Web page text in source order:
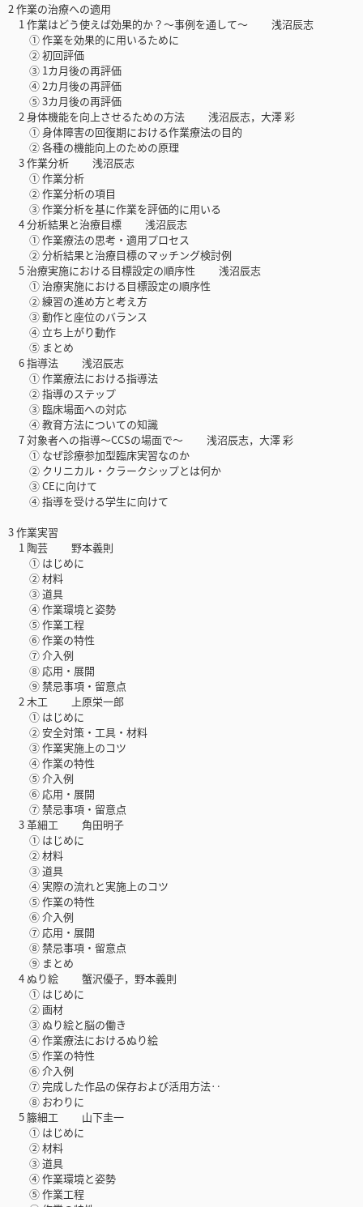
2 作業の治療への適用
1 作業はどう使えば効果的か？〜事例を通して〜 浅沼辰志
① 作業を効果的に用いるために
② 初回評価
③ 1カ月後の再評価
④ 2カ月後の再評価
⑤ 3カ月後の再評価
2 身体機能を向上させるための方法 浅沼辰志，大澤 彩
① 身体障害の回復期における作業療法の目的
② 各種の機能向上のための原理
3 作業分析 浅沼辰志
① 作業分析
② 作業分析の項目
③ 作業分析を基に作業を評価的に用いる
4 分析結果と治療目標 浅沼辰志
① 作業療法の思考・適用プロセス
② 分析結果と治療目標のマッチング検討例
5 治療実施における目標設定の順序性 浅沼辰志
① 治療実施における目標設定の順序性
② 練習の進め方と考え方
③ 動作と座位のバランス
④ 立ち上がり動作
⑤ まとめ
6 指導法 浅沼辰志
① 作業療法における指導法
② 指導のステップ
③ 臨床場面への対応
④ 教育方法についての知識
7 対象者への指導〜CCSの場面で〜 浅沼辰志，大澤 彩
① なぜ診療参加型臨床実習なのか
② クリニカル・クラークシップとは何か
③ CEに向けて
④ 指導を受ける学生に向けて
3 作業実習
1 陶芸 野本義則
① はじめに
② 材料
③ 道具
④ 作業環境と姿勢
⑤ 作業工程
⑥ 作業の特性
⑦ 介入例
⑧ 応用・展開
⑨ 禁忌事項・留意点
2 木工 上原栄一郎
① はじめに
② 安全対策・工具・材料
③ 作業実施上のコツ
④ 作業の特性
⑤ 介入例
⑥ 応用・展開
⑦ 禁忌事項・留意点
3 革細工 角田明子
① はじめに
② 材料
③ 道具
④ 実際の流れと実施上のコツ
⑤ 作業の特性
⑥ 介入例
⑦ 応用・展開
⑧ 禁忌事項・留意点
⑨ まとめ
4 ぬり絵 蟹沢優子，野本義則
① はじめに
② 画材
③ ぬり絵と脳の働き
④ 作業療法におけるぬり絵
⑤ 作業の特性
⑥ 介入例
⑦ 完成した作品の保存および活用方法‥
⑧ おわりに
5 籐細工 山下圭一
① はじめに
② 材料
③ 道具
④ 作業環境と姿勢
⑤ 作業工程